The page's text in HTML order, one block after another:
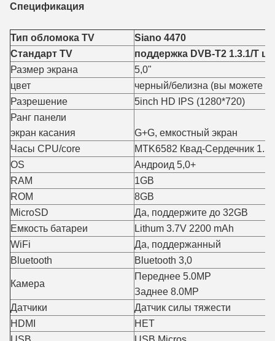
Спецификация
Тип обломока TV
Siano 4470
Стандарт TV
поддержка DVB-T2 1.3.1/T
Размер экрана
5,0"
цвет
черный/белизна (вы можете
Разрешение
5inch HD IPS (1280*720)
Ранг панели
экран касания
G+G, емкостный экран
Часы CPU/core
MTK6582 Квад-Сердечник
OS
Андроид 5,0+
RAM
1GB
ROM
8GB
MicroSD
Да, поддержите до 32GB
Емкость батареи
Lithum 3.7V 2200 mAh
WiFi
Да, поддержанный
Bluetooth
Bluetooth 3,0
Камера
Переднее 5.0MP
Заднее 8.0MP
Датчики
Датчик силы тяжести
HDMI
НЕТ